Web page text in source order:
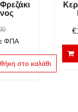
ΦΠΑ
στο καλάθι
€